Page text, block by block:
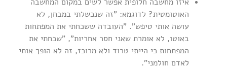
האוטומטית? לדוגמא: "זה שנכשלתי במבחן, לא
עושה אותי טיפש". "העובדה ששכחתי את המפתחות
באוטו, לא אומרת שאני חסר אחריות", "שכחתי את
המפתחות כי הייתי טרוד ולא מרוכז, זה לא הופך אותי
לאדם חולמני".